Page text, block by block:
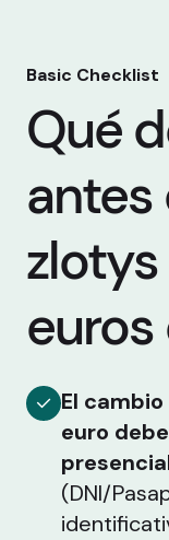
Basic Checklist
Qué
euros
El
euro
(DNI/